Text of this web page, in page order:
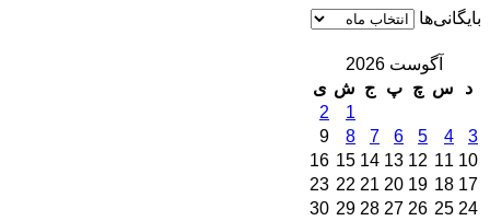
بایگانی‌ها
آگوست 2026
د
س چ پ ج ش ی
1
2
3
4
5
6
7
8
9
10
11
12
13
14
15
16
17
18
19
20
21
22
23
24
25
26
27
28
29
30